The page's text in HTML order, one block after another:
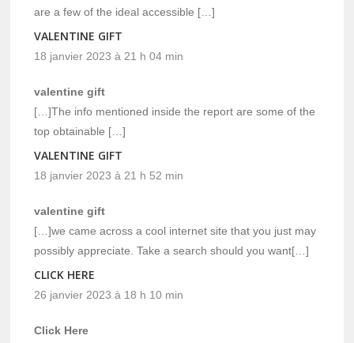
are a few of the ideal accessible […]
VALENTINE GIFT
18 janvier 2023 à 21 h 04 min
valentine gift
[…]The info mentioned inside the report are some of the
top obtainable […]
VALENTINE GIFT
18 janvier 2023 à 21 h 52 min
valentine gift
[…]we came across a cool internet site that you just may
possibly appreciate. Take a search should you want[…]
CLICK HERE
26 janvier 2023 à 18 h 10 min
Click Here